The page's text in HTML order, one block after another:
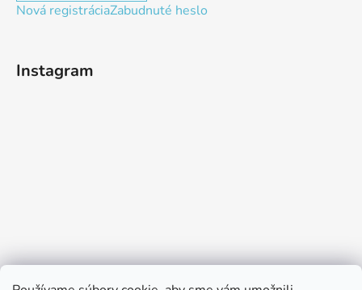
Nová registráciaZabudnuté heslo
Instagram